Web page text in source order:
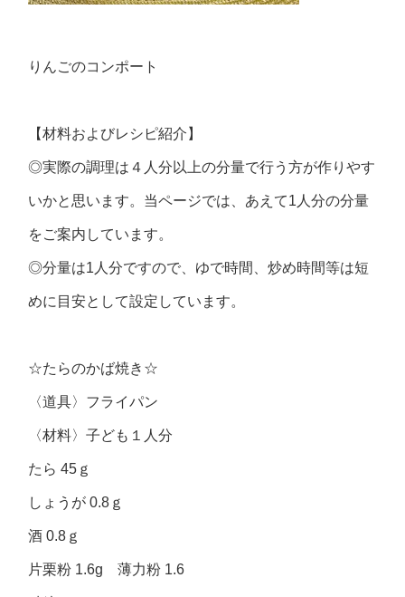
りんごのコンポート
【材料およびレシピ紹介】
◎実際の調理は４人分以上の分量で行う方が作りやす
いかと思います。当ページでは、あえて1人分の分量
をご案内しています。
◎分量は1人分ですので、ゆで時間、炒め時間等は短
めに目安として設定しています。
☆たらのかば焼き☆
〈道具〉フライパン
〈材料〉子ども１人分
たら 45ｇ
しょうが 0.8ｇ
酒 0.8ｇ
片栗粉 1.6g 薄力粉 1.6